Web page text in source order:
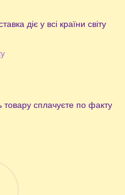
діє у всі країни світу
товару сплачуєте по факту